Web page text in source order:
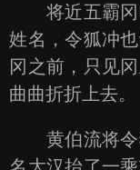
将近五霸冈
姓名，令狐冲
冈之前，只见
曲曲折折上去。
黄伯流将令
名大汉抬了一